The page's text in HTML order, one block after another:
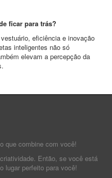
ficar para trás?
eficiência e inovação
inteligentes não só
elevam a percepção da
que combine com você!
Então, se você está
lugar perfeito para você!